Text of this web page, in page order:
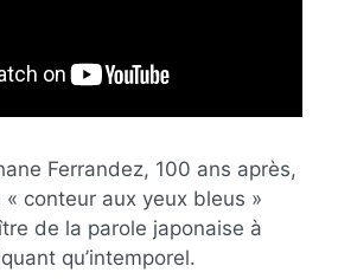
Ferrandez, 100 ans après,
conteur aux yeux bleus »
de la parole japonaise à
qu’intemporel.